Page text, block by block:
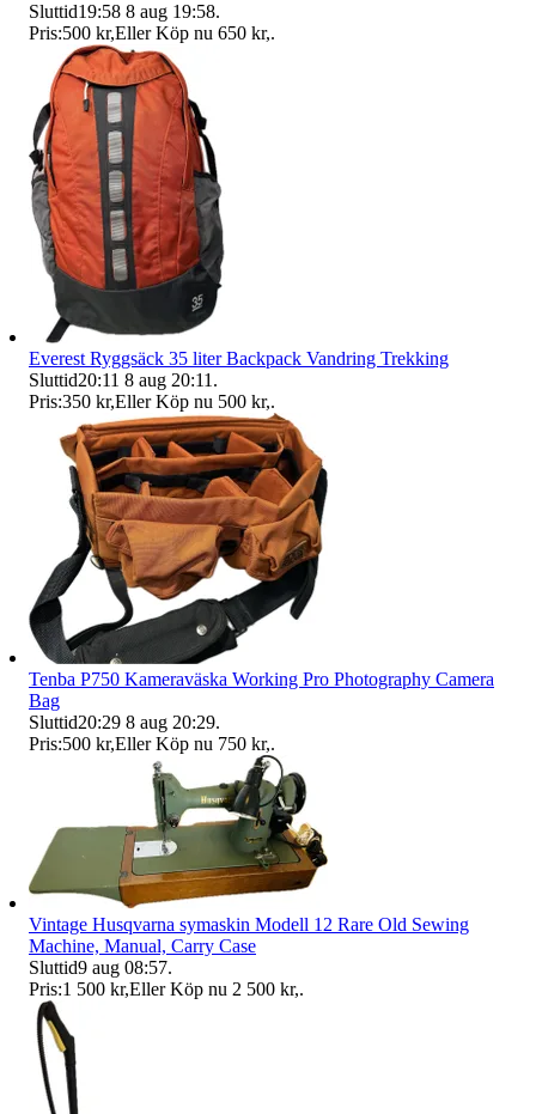
Sluttid19:58 8 aug 19:58.
Pris:500 kr,Eller Köp nu 650 kr,.
Everest Ryggsäck 35 liter Backpack Vandring Trekking
Sluttid20:11 8 aug 20:11 .
Pris:350 kr,Eller Köp nu 500 kr,.
Tenba P750 Kameraväska Working Pro Photography Camera
Bag
Sluttid20:29 8 aug 20:29.
Pris:500 kr,Eller Köp nu 750 kr,.
Vintage Husqvarna symaskin Modell 12 Rare Old Sewing
Machine, Manual, Carry Case
Sluttid9 aug 08:57.
Pris:1 500 kr,Eller Köp nu 2 500 kr,.